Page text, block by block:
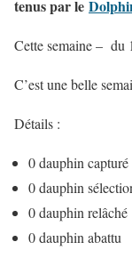
tenus par le
Cette semaine – du
C’est une belle
Détails :
0 dauphin capturé
0 dauphin
0 dauphin relâché
0 dauphin abattu